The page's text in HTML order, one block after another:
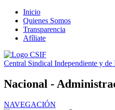
Inicio
Quienes Somos
Transparencia
Afíliate
Central Sindical Independiente y de
Nacional -
NAVEGACIÓN